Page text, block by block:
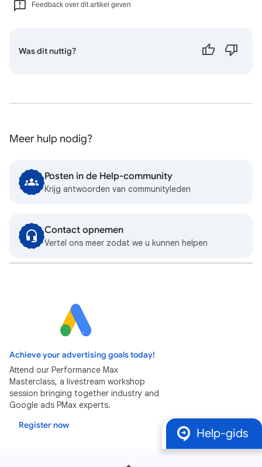
Feedback over dit artikel geven
Was dit nuttig?
Meer hulp nodig?
Posten in de Help-community
Krijg antwoorden van communityleden
Contact opnemen
Vertel ons meer zodat we u kunnen helpen
Achieve your advertising goals today!
Attend our Performance Max
Masterclass, a livestream workshop
session bringing together industry and
Google ads PMax experts.
Register now
Help-gids